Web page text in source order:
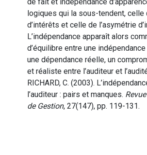
logiques qui la sous-tendent, celle
d’intérêts et celle de l’asymétrie
L’indépendance apparaît alors
d’équilibre entre une
une dépendance réelle, un
et réaliste entre l’auditeur et
RICHARD, C. (2003).
l’auditeur : pairs et manques.
de Gestion, 27(147), pp. 119-131.